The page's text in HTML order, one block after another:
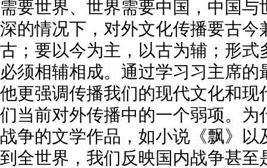
需要世界、世界需要中国，中国与
深的情况下，对外文化传播要古今
古；要以今为主，以古为辅；形式
必须相辅相成。通过学习习主席的
他更强调传播我们的现代文化和现
们当前对外传播中的一个弱项。为
战争的文学作品，如小说《飘》以
到全世界，我们反映国内战争甚至